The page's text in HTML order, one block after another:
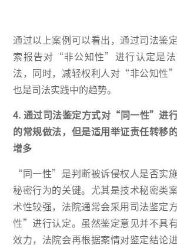
通过以上案例可以看出，通过司法鉴
索报告对“非公知性”进行认定是
法，同时，减轻权利人对“非公知性
也是司法实践中的趋势。
4. 通过司法鉴定方式对“同一性”进
的常规做法，但是适用举证责任转移
增多
“同一性”是判断被诉侵权人是否实
秘密行为的关键。尤其是技术秘密类
术性较强，法院通常会采用司法鉴定
性”进行认定。虽然鉴定意见并不具
效力，法院会再根据案情对鉴定结论